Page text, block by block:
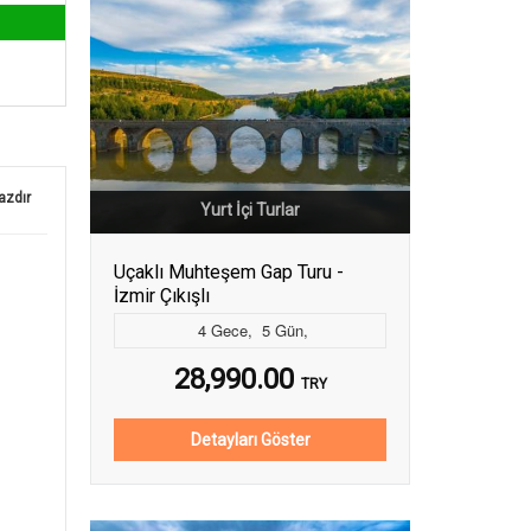
Yurt İçi Turlar
Uçaklı Muhteşem Gap Turu -
İzmir Çıkışlı
4 Gece, 5 Gün,
28,990.00 TRY
Detayları Göster